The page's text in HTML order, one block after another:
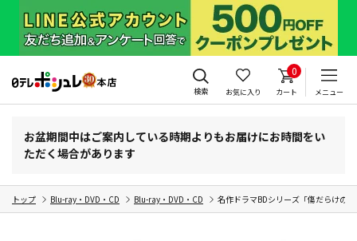
検索 お気に入り
0
カート メニュー
お盆期間中はご案内している時期よりもお届けにお時間をい
ただく場合があります
トップ Blu-ray・DVD・CD Blu-ray・DVD・CD 名作ドラマBDシリーズ「傷だらけの